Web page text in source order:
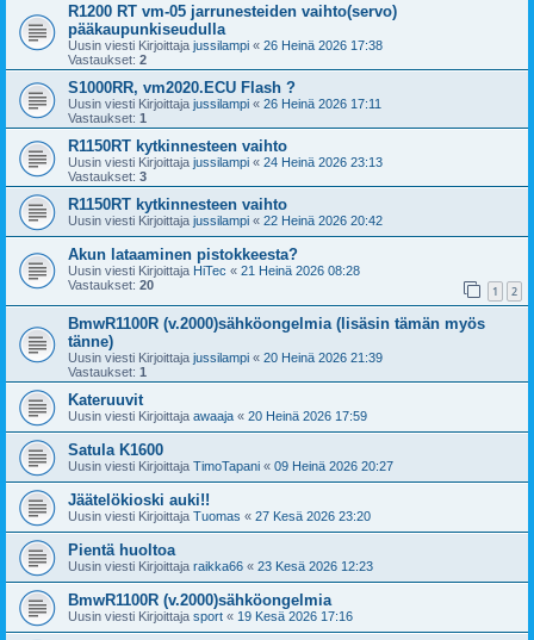
R1200 RT vm-05 jarrunesteiden vaihto(servo)
pääkaupunkiseudulla
Uusin viesti Kirjoittaja jussilampi « 26 Heinä 2026 17:38
Vastaukset: 2
S1000RR, vm2020.ECU Flash ?
Uusin viesti Kirjoittaja jussilampi « 26 Heinä 2026 17:11
Vastaukset: 1
R1150RT kytkinnesteen vaihto
Uusin viesti Kirjoittaja jussilampi « 24 Heinä 2026 23:13
Vastaukset: 3
R1150RT kytkinnesteen vaihto
Uusin viesti Kirjoittaja jussilampi « 22 Heinä 2026 20:42
Akun lataaminen pistokkeesta?
Uusin viesti Kirjoittaja HiTec « 21 Heinä 2026 08:28
Vastaukset: 20 1 2
BmwR1100R (v.2000)sähköongelmia (lisäsin tämän myös
tänne)
Uusin viesti Kirjoittaja jussilampi « 20 Heinä 2026 21:39
Vastaukset: 1
Kateruuvit
Uusin viesti Kirjoittaja awaaja « 20 Heinä 2026 17:59
Satula K1600
Uusin viesti Kirjoittaja TimoTapani « 09 Heinä 2026 20:27
Jäätelökioski auki!!
Uusin viesti Kirjoittaja Tuomas « 27 Kesä 2026 23:20
Pientä huoltoa
Uusin viesti Kirjoittaja raikka66 « 23 Kesä 2026 12:23
BmwR1100R (v.2000)sähköongelmia
Uusin viesti Kirjoittaja sport « 19 Kesä 2026 17:16